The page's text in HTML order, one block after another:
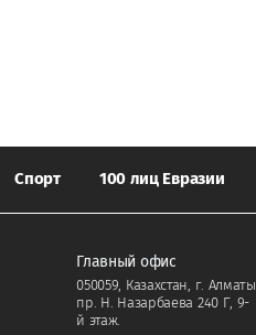
Спорт 100 лиц Евразии
Главный офис
050059, Казахстан, г. Алматы,
пр. Н. Назарбаева 240 Г, 9-
й этаж.